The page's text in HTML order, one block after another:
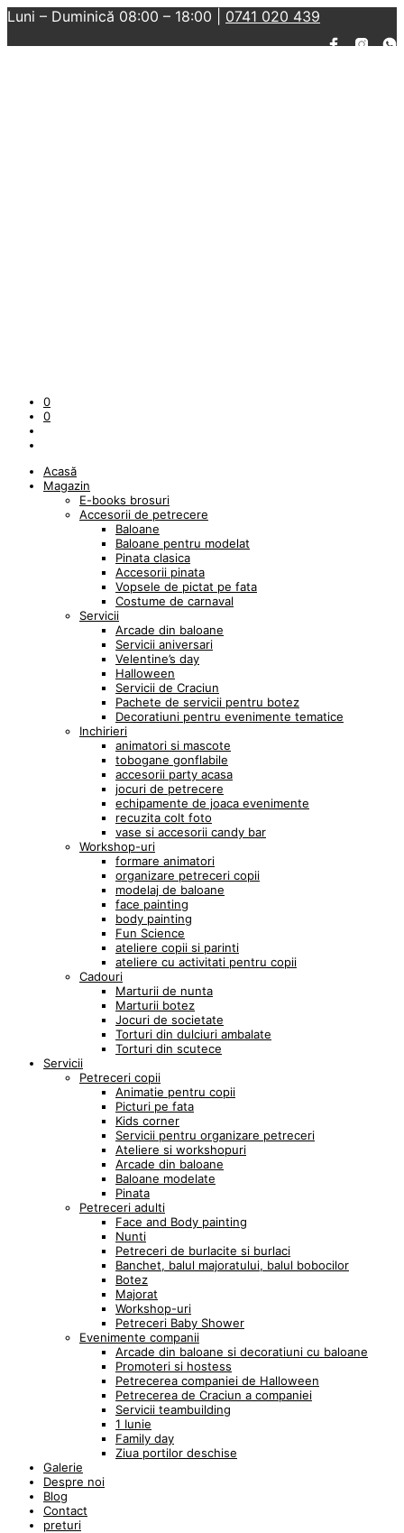
Luni – Duminică 08:00 – 18:00 | 0741 020 439
0
0
Acasă
Magazin
E-books brosuri
Accesorii de petrecere
Baloane
Baloane pentru modelat
Pinata clasica
Accesorii pinata
Vopsele de pictat pe fata
Costume de carnaval
Servicii
Arcade din baloane
Servicii aniversari
Velentine’s day
Halloween
Servicii de Craciun
Pachete de servicii pentru botez
Decoratiuni pentru evenimente tematice
Inchirieri
animatori si mascote
tobogane gonflabile
accesorii party acasa
jocuri de petrecere
echipamente de joaca evenimente
recuzita colt foto
vase si accesorii candy bar
Workshop-uri
formare animatori
organizare petreceri copii
modelaj de baloane
face painting
body painting
Fun Science
ateliere copii si parinti
ateliere cu activitati pentru copii
Cadouri
Marturii de nunta
Marturii botez
Jocuri de societate
Torturi din dulciuri ambalate
Torturi din scutece
Servicii
Petreceri copii
Animatie pentru copii
Picturi pe fata
Kids corner
Servicii pentru organizare petreceri
Ateliere si workshopuri
Arcade din baloane
Baloane modelate
Pinata
Petreceri adulti
Face and Body painting
Nunti
Petreceri de burlacite si burlaci
Banchet, balul majoratului, balul bobocilor
Botez
Majorat
Workshop-uri
Petreceri Baby Shower
Evenimente companii
Arcade din baloane si decoratiuni cu baloane
Promoteri si hostess
Petrecerea companiei de Halloween
Petrecerea de Craciun a companiei
Servicii teambuilding
1 Iunie
Family day
Ziua portilor deschise
Galerie
Despre noi
Blog
Contact
preturi